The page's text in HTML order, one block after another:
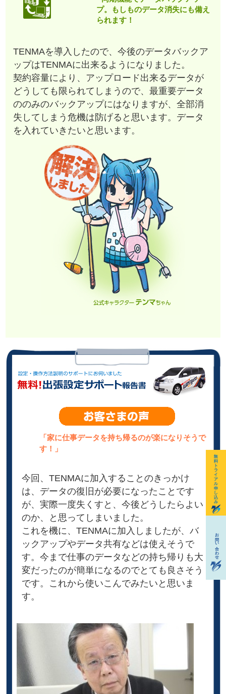
プ。もしものデータ消失にも備え
られます！
TENMAを導入したので、今後のデータバックア
ップはTENMAに出来るようになりました。
契約容量により、アップロード出来るデータが
どうしても限られてしまうので、最重要データ
ののみのバックアップにはなりますが、全部消
失してしまう危機は防げると思います。データ
を入れていきたいと思います。
「家に仕事データを持ち帰るのが楽になりそうで
す！」
今回、TENMAに加入することのきっかけ
は、データの復旧が必要になったことです
が、実際一度失くすと、今後どうしたらよい
のか、と思ってしまいました。
これを機に、TENMAに加入しましたが、バ
ックアップやデータ共有などは使えそうで
す。今まで仕事のデータなどの持ち帰りも大
変だったのが簡単になるのでとても良さそう
です。これから使いこんでみたいと思いま
す。